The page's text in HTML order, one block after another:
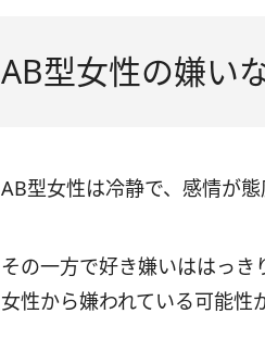
（7）個人情報を話さない
（9）無関心を貫く
（11）予定を理由に早めに
AB型女性の嫌い
AB型女性は冷静で、感情が態
その一方で好き嫌いははっ
女性から嫌われている可能性